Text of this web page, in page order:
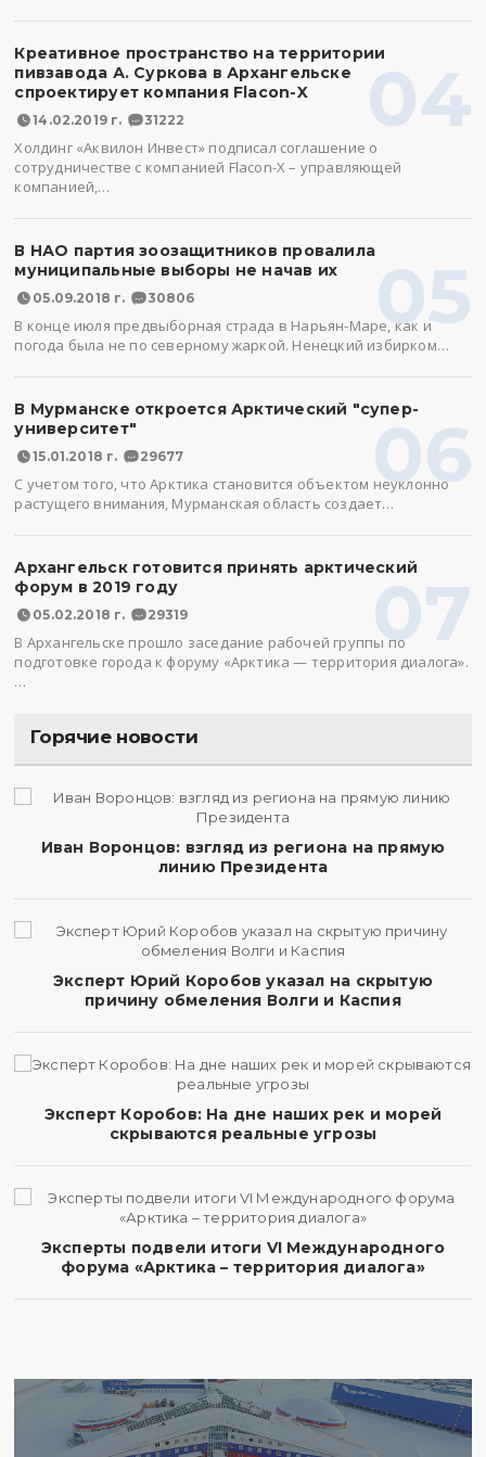
04
Креативное пространство на территории
пивзавода А. Суркова в Архангельске
спроектирует компания Flacon-X
14.02.2019 г. 31222
Холдинг «Аквилон Инвест» подписал соглашение о
сотрудничестве с компанией Flacon-X – управляющей
компанией,…
05
В НАО партия зоозащитников провалила
муниципальные выборы не начав их
05.09.2018 г. 30806
В конце июля предвыборная страда в Нарьян-Маре, как и
погода была не по северному жаркой. Ненецкий избирком…
06
В Мурманске откроется Арктический "супер-
университет"
15.01.2018 г. 29677
С учетом того, что Арктика становится объектом неуклонно
растущего внимания, Мурманская область создает…
07
Архангельск готовится принять арктический
форум в 2019 году
05.02.2018 г. 29319
В Архангельске прошло заседание рабочей группы по
подготовке города к форуму «Арктика — территория диалога».
…
Горячие новости
Иван Воронцов: взгляд из региона на прямую
линию Президента
Эксперт Юрий Коробов указал на скрытую
причину обмеления Волги и Каспия
Эксперт Коробов: На дне наших рек и морей
скрываются реальные угрозы
Эксперты подвели итоги VI Международного
форума «Арктика – территория диалога»